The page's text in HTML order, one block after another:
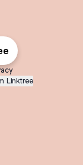
Linktree